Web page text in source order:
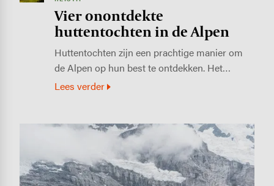
Vier onontdekte
huttentochten in de Alpen
Huttentochten zijn een prachtige manier om
de Alpen op hun best te ontdekken. Het…
Lees verder